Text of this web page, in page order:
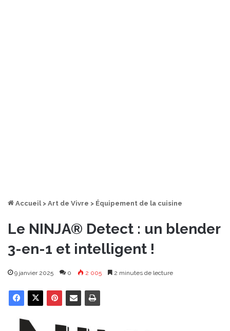
Accueil > Art de Vivre > Équipement de la cuisine
Le NINJA® Detect : un blender
3-en-1 et intelligent !
9 janvier 2025 0 2 005 2 minutes de lecture